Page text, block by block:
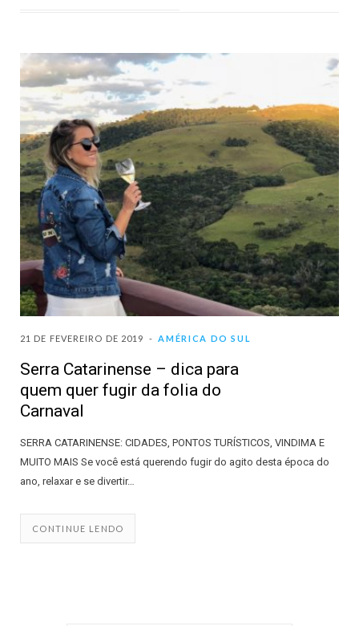
AMÉRICA DO SUL
21 DE FEVEREIRO DE 2019
Serra Catarinense – dica para
quem quer fugir da folia do
Carnaval
SERRA CATARINENSE: CIDADES, PONTOS TURÍSTICOS, VINDIMA E
MUITO MAIS Se você está querendo fugir do agito desta época do
ano, relaxar e se divertir…
CONTINUE LENDO